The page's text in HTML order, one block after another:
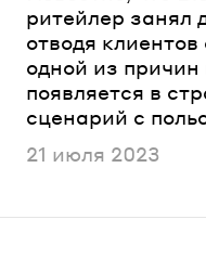
ритейлер занял
отводя
одной из
появляется в
сценарий с
Опубликовано
21 июля 2023